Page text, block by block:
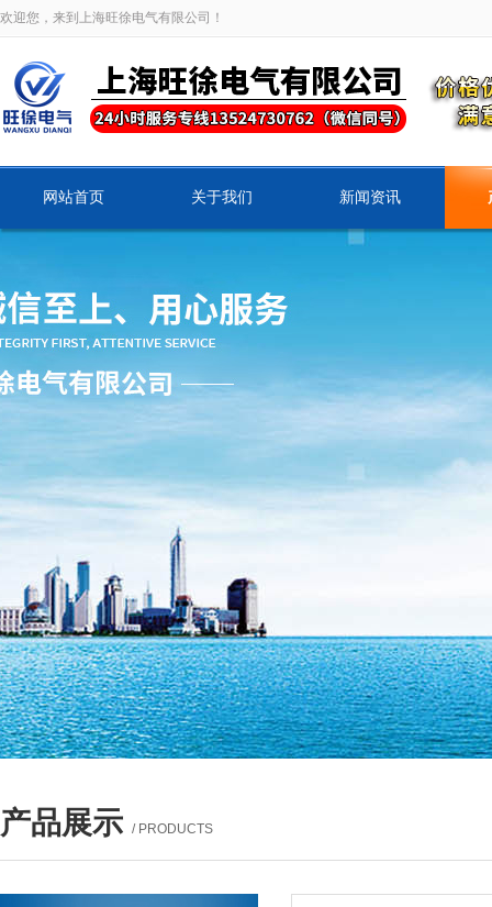
欢迎您，来到上海旺徐电气有限公司！
网站首页 关于我们 新闻资讯
产品展示 / PRODUCTS